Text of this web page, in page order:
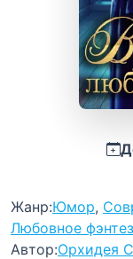
Жанр:Юмор,
Любовное
Автор:Орхидея